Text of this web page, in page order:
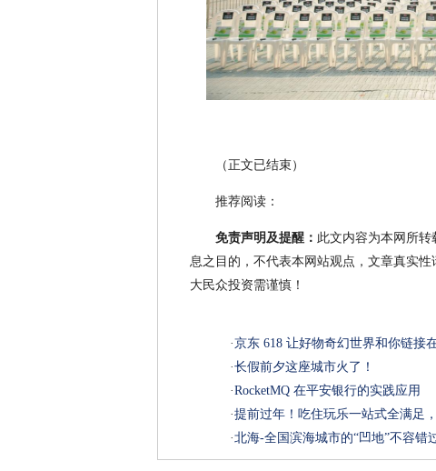
（正文已结束）
推荐阅读：
免责声明及提醒： 此文内容为本网所
息之目的，不代表本网站观点，文章真实
大民众投资需谨慎！
·京东 618 让好物奇幻世界和你链接
·长假前夕这座城市火了！
·RocketMQ 在平安银行的实践应用
·提前过年！吃住玩乐一站式全满足
·北海-全国滨海城市的“凹地”不容错